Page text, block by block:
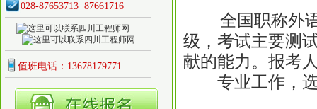
028-87653713 87661716
值班电话：13678179771
全国职称外语(
级，考试主要测
献的能力。报考
专业工作，